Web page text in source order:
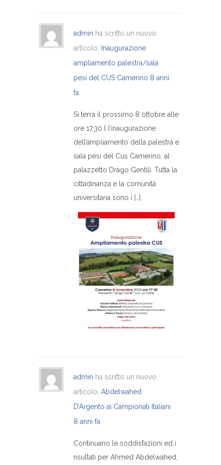
admin ha scritto un nuovo
articolo,
Inaugurazione
ampliamento palestra/sala
pesi del CUS Camerino 8 anni
fa
Si terrà il prossimo 8 ottobre alle
ore 17,30 l l’inaugurazione
dell’ampliamento della palestra e
sala pesi del Cus Camerino, al
palazzetto Drago Gentili. Tutta la
cittadinanza e la comunità
universitaria sono i […]
admin ha scritto un nuovo
articolo, Abdelwahed
D’Argento ai Campionati Italiani
8 anni fa
Continuano le soddisfazioni ed i
risultati per Ahmed Abdelwahed,